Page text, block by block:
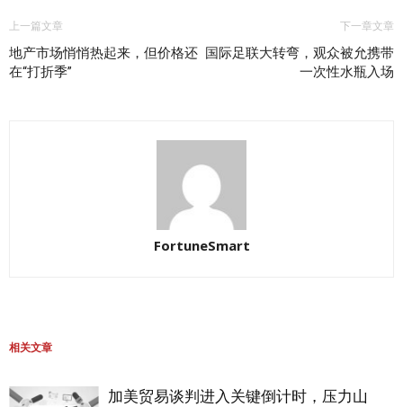
上一篇文章
地产市场悄悄热起来，但价格还
在“打折季”
下一章文章
国际足联大转弯，观众被允携带
一次性水瓶入场
FortuneSmart
相关文章
加美贸易谈判进入关键倒计时，压力山